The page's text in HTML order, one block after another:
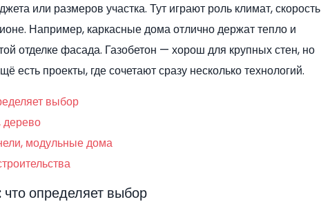
или размеров участка. Тут играют роль климат, скорость
Например, каркасные дома отлично держат тепло и
отделке фасада. Газобетон — хорош для крупных стен, но
есть проекты, где сочетают сразу несколько технологий.
выбор
дерево
модульные дома
определяет выбор